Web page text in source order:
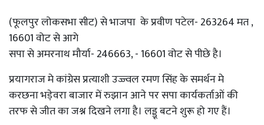
(फूलपुर लोकसभा सीट) से भाजपा के प्रवीण पटेल- 263264 मत ,
16601 वोट से आगे
सपा से अमरनाथ मौर्या- 246663, - 16601 वोट से पीछे है।
प्रयागराज मे कांग्रेस प्रत्याशी उज्ज्वल रमण सिंह के समर्थन मे
करछना भडे़वरा बाजार में रुझान आने पर सपा कार्यकर्ताओं की
तरफ से जीत का जश्न दिखने लगा है। लड्डू बटने शुरू हो गए हैं।